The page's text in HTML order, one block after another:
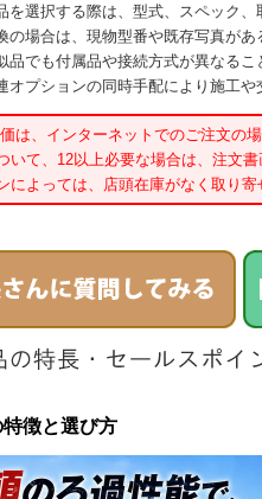
を選択する際は、型式、スペック
の場合は、現物型番や既存写真が
品でも付属品や接続方式が異なるこ
オプションの同時手配により施工
は、インターネットでのご注文の
いて、12以上必要な場合は、注文
によっては、店頭在庫がなく取り
徴と選び方